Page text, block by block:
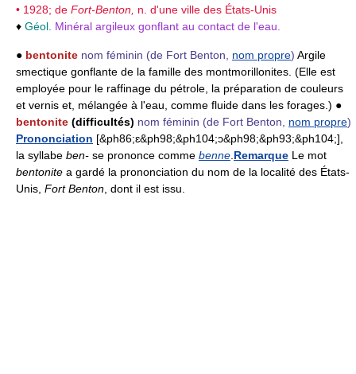
• 1928; de Fort-Benton,
n. d'une ville des États-Unis
♦ Géol. Minéral argileux gonflant au contact de l'eau.
● bentonite nom féminin (de Fort Benton, nom propre) Argile
smectique gonflante de la famille des montmorillonites. (Elle est
employée pour le raffinage du pétrole, la préparation de couleurs
et vernis et, mélangée à l'eau, comme fluide dans les forages.) ●
bentonite (difficultés) nom féminin (de Fort Benton, nom propre)
Prononciation [&ph86;ɛ&ph98;&ph104;ɔ&ph98;&ph93;&ph104;],
la syllabe ben- se prononce comme benne Remarque Le mot
bentonite a gardé la prononciation du nom de la localité des États-
Unis, Fort Benton , dont il est issu.